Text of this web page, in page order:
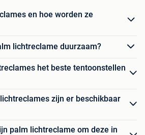
en hoe worden ze
lichtreclame duurzaam?
het beste tentoonstellen
zijn er beschikbaar
palm lichtreclame om deze in